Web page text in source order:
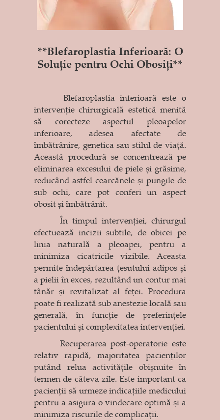
**Blefaroplastia Inferioară: O
Soluție pentru Ochi Obosiți**
Blefaroplastia inferioară este o
intervenție chirurgicală estetică menită
să corecteze aspectul pleoapelor
inferioare, adesea afectate de
îmbătrânire, genetica sau stilul de viață.
Această procedură se concentrează pe
eliminarea excesului de piele și grăsime,
reducând astfel cearcănele și pungile de
sub ochi, care pot conferi un aspect
obosit și îmbătrânit.
În timpul intervenției, chirurgul
efectuează incizii subtile, de obicei pe
linia naturală a pleoapei, pentru a
minimiza cicatricile vizibile. Aceasta
permite îndepărtarea țesutului adipos și
a pielii în exces, rezultând un contur mai
tânăr și revitalizat al feței. Procedura
poate fi realizată sub anestezie locală sau
generală, în funcție de preferințele
pacientului și complexitatea intervenției.
Recuperarea post-operatorie este
relativ rapidă, majoritatea pacienților
putând relua activitățile obișnuite în
termen de câteva zile. Este important ca
pacienții să urmeze indicațiile medicului
pentru a asigura o vindecare optimă și a
minimiza riscurile de complicații.